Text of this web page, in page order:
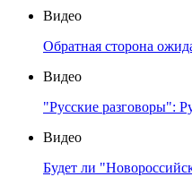
Видео
Обратная сторона
Видео
"Русские разговоры":
Видео
Будет ли